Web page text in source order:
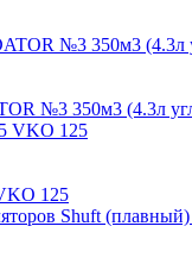
№3 350м3 (4.3л
125